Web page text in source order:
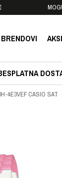
BRENDOVI
4E3VEF CASIO SAT